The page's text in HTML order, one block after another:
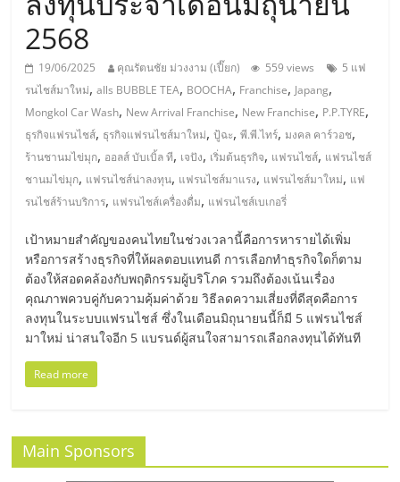
เอ็
มอี
ไทย,
SMEs,
แฟ
รน
ไชส์,
ที่
ปรึกษา
2568
19/06/2025 คุณรัตนชัย ม่วงงาม (เปี๊ยก) 559 views
5 แฟ
รนไชส์มาใหม่,alls BUBBLE TEA, BOOCHA, Franchise, Japang,
Mongkol Car Wash, New Arrival Franchise, New Franchise, P.P.TYRE,
ธุรกิจแฟรนไชส์, ธุรกิจแฟรนไชส์มาใหม่,ปู้ฉะ,พี.พี.ไทร์,มงคล คาร์วอช,
ร้านชานมไข่มุก, ออลส์ บับเบิ้ล ที, เจปัง, เริ่มต้นธุรกิจ, แฟรนไชส์, แฟรนไชส์
ชานมไข่มุก, แฟรนไชส์น่าลงทุน, แฟรนไชส์มาแรง, แฟรนไชส์มาใหม่, แฟ
รนไชส์ร้านบริการ, แฟรนไชส์เครื่องดื่ม, แฟรนไชส์เบเกอรี่
เป้าหมายสำคัญของคนไทยในช่วงเวลานี้คือการหารายได้เพิ่ม
หรือการสร้างธุรกิจที่ให้ผลตอบแทนดี การเลือกทำธุรกิจใดก็ตาม
ต้องให้สอดคล้องกับพฤติกรรมผู้บริโภค รวมถึงต้องเน้นเรื่อง
คุณภาพควบคู่กับความคุ้มค่าด้วย วิธีลดความเสี่ยงที่ดีสุดคือการ
ลงทุนในระบบแฟรนไชส์ ซึ่งในเดือนมิถุนายนนี้ก็มี 5 แฟรนไชส์
มาใหม่ น่าสนใจอีก 5 แบรนด์ผู้สนใจสามารถเลือกลงทุนได้ทันที
Read more
Main Sponsors